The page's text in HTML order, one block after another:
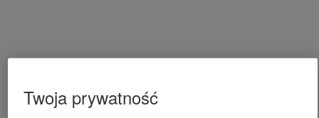
Twoja prywatność